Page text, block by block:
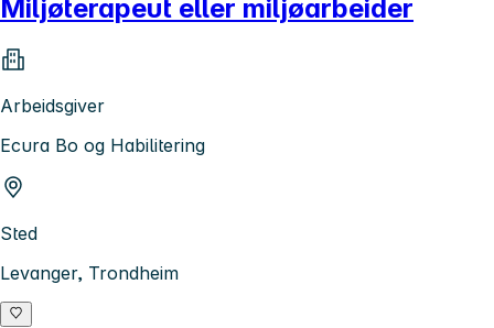
Miljøterapeut eller miljøarbeider
Arbeidsgiver
Ecura Bo og Habilitering
Sted
Levanger, Trondheim